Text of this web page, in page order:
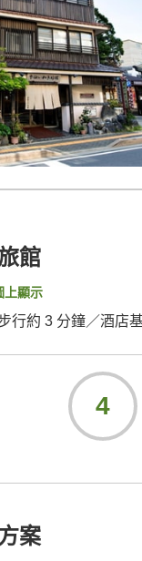
館
上顯示
行約 3 分鐘／酒店
4
案